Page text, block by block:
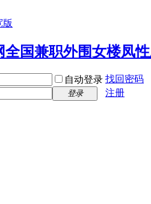
版
自动登录 找回密码
登录
注册